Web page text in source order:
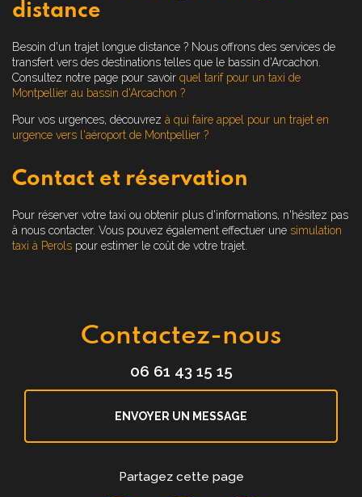
distance
Besoin d'un trajet longue distance ? Nous offrons des services de
transfert vers des destinations telles que le bassin d'Arcachon.
Consultez notre page pour savoir quel tarif pour un taxi de
Montpellier au bassin d'Arcachon ?
Pour vos urgences, découvrez à qui faire appel pour un trajet en
urgence vers l'aéroport de Montpellier ?
Contact et réservation
Pour réserver votre taxi ou obtenir plus d'informations, n'hésitez pas
à nous contacter. Vous pouvez également effectuer une simulation
taxi à Perols pour estimer le coût de votre trajet.
Contactez-nous
06 61 43 15 15
ENVOYER UN MESSAGE
Partagez cette page